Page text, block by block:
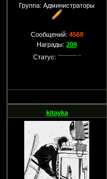
Группа: Администраторы
Сообщений: 4568
Награды: 209
Статус:
kitayka